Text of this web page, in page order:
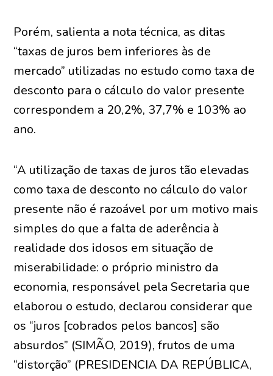
Porém, salienta a nota técnica, as ditas
“taxas de juros bem inferiores às de
mercado” utilizadas no estudo como taxa de
desconto para o cálculo do valor presente
correspondem a 20,2%, 37,7% e 103% ao
ano.
“A utilização de taxas de juros tão elevadas
como taxa de desconto no cálculo do valor
presente não é razoável por um motivo mais
simples do que a falta de aderência à
realidade dos idosos em situação de
miserabilidade: o próprio ministro da
economia, responsável pela Secretaria que
elaborou o estudo, declarou considerar que
os “juros [cobrados pelos bancos] são
absurdos” (SIMÃO, 2019), frutos de uma
“distorção” (PRESIDENCIA DA REPÚBLICA,